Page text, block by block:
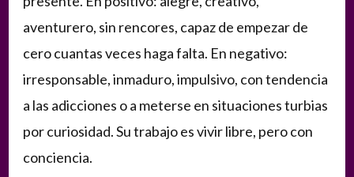
aventurero, sin rencores, capaz de empezar de
cero cuantas veces haga falta. En negativo:
irresponsable, inmaduro, impulsivo, con tendencia
a las adicciones o a meterse en situaciones turbias
por curiosidad. Su trabajo es vivir libre, pero con
conciencia.